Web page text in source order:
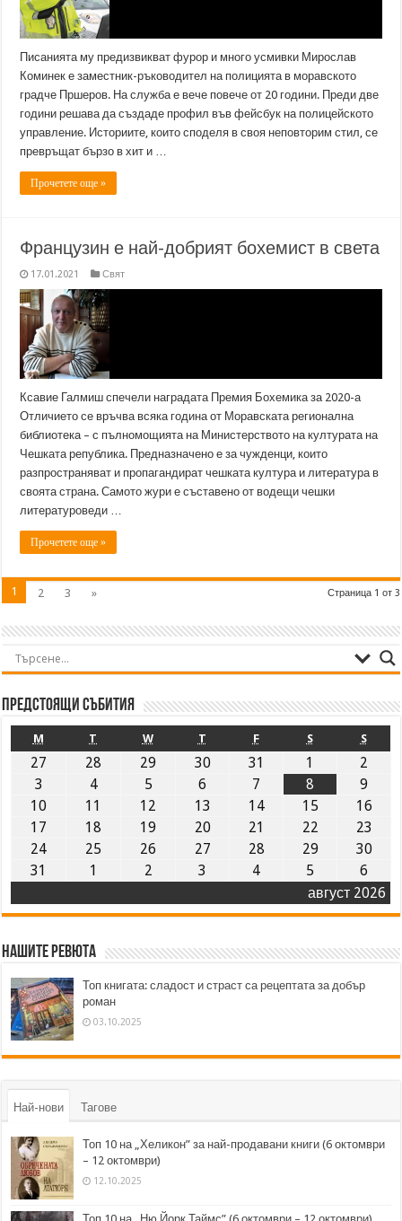
Писанията му предизвикват фурор и много усмивки Мирослав
Коминек е заместник-ръководител на полицията в моравското
градче Пршеров. На служба е вече повече от 20 години. Преди две
години решава да създаде профил във фейсбук на полицейското
управление. Историите, които споделя в своя неповторим стил, се
превръщат бързо в хит и …
Прочетете още »
Французин е най-добрият бохемист в света
17.01.2021 Свят
Ксавие Галмиш спечели наградата Премия Бохемика за 2020-а
Отличието се връчва всяка година от Моравската регионална
библиотека – с пълномощията на Министерството на културата на
Чешката република. Предназначено е за чужденци, които
разпространяват и пропагандират чешката култура и литература в
своята страна. Самото жури е съставено от водещи чешки
литературоведи …
Прочетете още »
Страница 1 от 3
1 2 3 »
Предстоящи събития
август 2026
M T W T F S S
27 28 29 30 31 1
2
3
4 5 6 7 8
9
10
11 12 13 14 15
16
17
18 19 20 21 22
23
24
25 26 27 28 29
30
31
1 2 3 4 5 6
Нашите ревюта
Топ книгата: сладост и страст са рецептата за добър
роман
03.10.2025
Най-нови Тагове
Топ 10 на „Хеликон” за най-продавани книги (6 октомври
– 12 октомври)
12.10.2025